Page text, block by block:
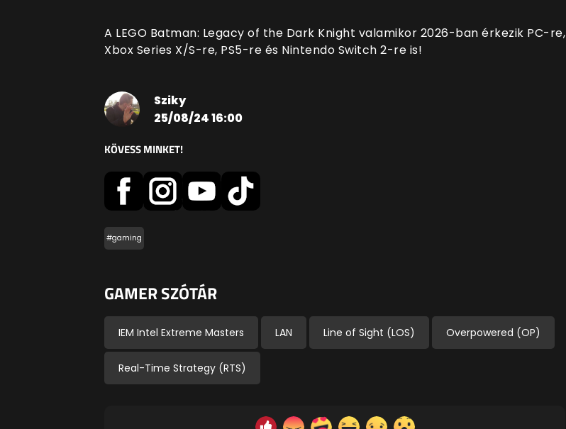
A LEGO Batman: Legacy of the Dark Knight valamikor 2026-ban érkezik PC-re,
Xbox Series X/S-re, PS5-re és Nintendo Switch 2-re is!
Sziky
25/08/24 16:00
KÖVESS MINKET!
#gaming
GAMER SZÓTÁR
IEM Intel Extreme Masters LAN Line of Sight (LOS) Overpowered (OP)
Real-Time Strategy (RTS)